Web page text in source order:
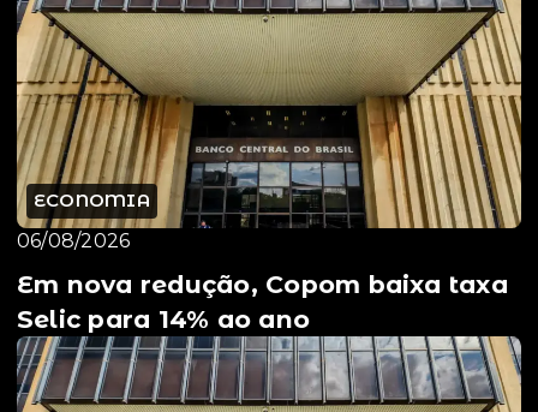
ECONOMIA
06/08/2026
Em nova redução, Copom baixa taxa
Selic para 14% ao ano